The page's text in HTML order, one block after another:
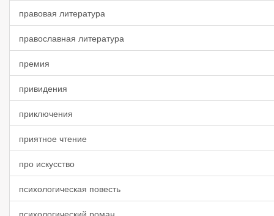
правовая литература
православная литература
премия
привидения
приключения
приятное чтение
про искусство
психологическая повесть
психологический роман